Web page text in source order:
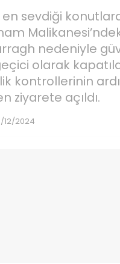
en sevdiği
Malikanesi’ndeki
nedeniyle
olarak
kontrollerinin
ziyarete açıldı.
12/2024